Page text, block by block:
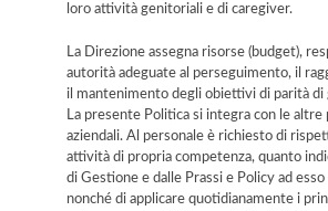
loro attività genitoriali e di caregiver.
La Direzione assegna risorse (budget),
autorità adeguate al perseguimento, il
il mantenimento degli obiettivi di parità di
La presente Politica si integra con le altre
aziendali. Al personale è richiesto di
attività di propria competenza, quanto
di Gestione e dalle Prassi e Policy ad
nonché di applicare quotidianamente i